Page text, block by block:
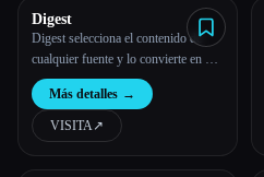
Digest
Digest selecciona el contenido de
cualquier fuente y lo convierte en un
correo electrónico diario
personalizado.
Más detalles →
VISITA↗︎